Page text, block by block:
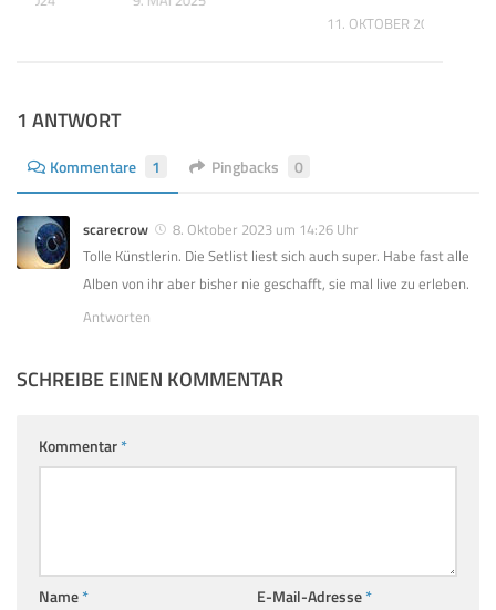
11. OKTOBER 2025
1 ANTWORT
Kommentare 1 Pingbacks 0
scarecrow
8. Oktober 2023 um 14:26 Uhr
Tolle Künstlerin. Die Setlist liest sich auch super. Habe fast alle
Alben von ihr aber bisher nie geschafft, sie mal live zu erleben.
Antworten
SCHREIBE EINEN KOMMENTAR
Kommentar*
Name* E-Mail-Adresse*